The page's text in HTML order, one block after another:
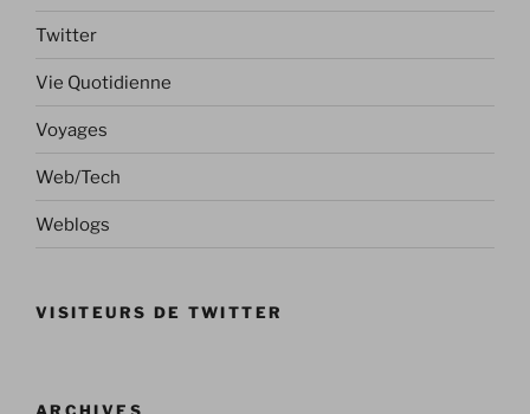
Twitter
Vie Quotidienne
Voyages
Web/Tech
Weblogs
VISITEURS DE TWITTER
ARCHIVES